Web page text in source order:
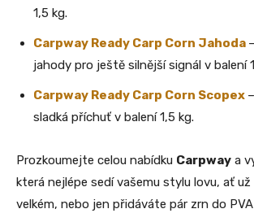
1,5 kg.
Carpway Ready Carp Corn Jahoda
jahody pro ještě silnější signál v balení
Carpway Ready Carp Corn Scopex
sladká příchuť v balení 1,5 kg.
Prozkoumejte celou nabídku Carpway a
která nejlépe sedí vašemu stylu lovu, ať už
velkém, nebo jen přidáváte pár zrn do